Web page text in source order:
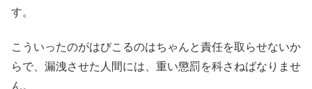
す。
こういったのがはびこるのはちゃんと責任を取らせないか
らで、漏洩させた人間には、重い懲罰を科さねばなりませ
ん。